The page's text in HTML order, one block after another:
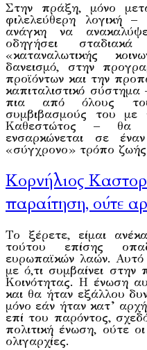
Στην πράξη, μόνο
φιλελεύθερη λογική
ανάγκη να
οδηγήσει
«καταναλωτικής
δανεισμό, στην
προϊόντων και την
καπιταλιστικό
πια από όλους
συμβιβασμούς του με
Καθεστώτος – θα
ενσαρκώνεται σε
«σύγχρονο» τρόπο
Κορνήλιος
παραίτηση, ούτε
Το ξέρετε, είμαι
τούτου επίσης
ευρωπαϊκών λαών.
με ό,τι συμβαίνει
Κοινότητας. Η ένωση
και θα ήταν εξάλλου
μόνο εάν ήταν κατ’
επί του παρόντος,
πολιτική ένωση, ούτε
ολιγαρχίες.